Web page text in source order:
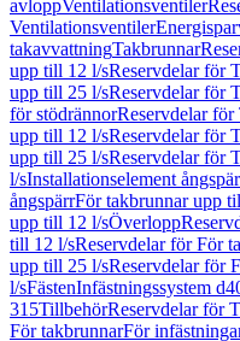
avloppVentilationsventiler
Ventilationsventiler
takavvattningTakbrunnar
upp till 12 l/sReservdelar för
upp till 25 l/sReservdelar för
för stödrännorReservdelar
upp till 12 l/sReservdelar för
upp till 25 l/sReservdelar för
l/sInstallationselement
ångspärrFör takbrunnar upp
upp till 12 l/sÖverlopp
till 12 l/sReservdelar för För
upp till 25 l/sReservdelar för
l/sFästenInfästningssystem
315TillbehörReservdelar för
För takbrunnarFör